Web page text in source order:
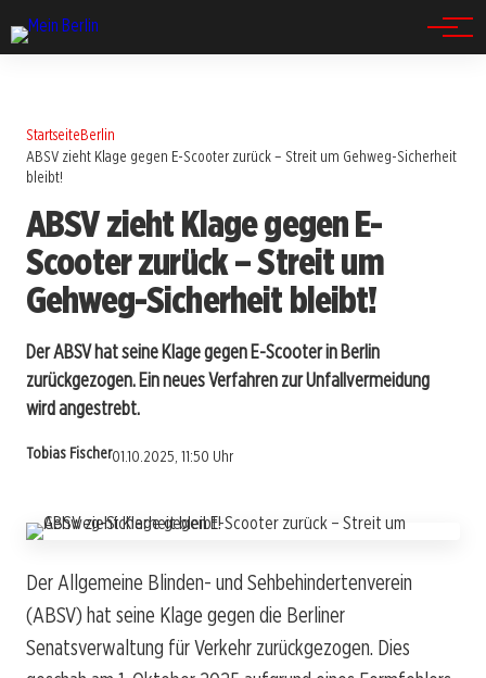
StartseiteBerlin
ABSV zieht Klage gegen E-Scooter zurück – Streit um Gehweg-Sicherheit
bleibt!
ABSV zieht Klage gegen E-
Scooter zurück – Streit um
Gehweg-Sicherheit bleibt!
Der ABSV hat seine Klage gegen E-Scooter in Berlin
zurückgezogen. Ein neues Verfahren zur Unfallvermeidung
wird angestrebt.
Tobias Fischer01.10.2025, 11:50 Uhr
Der Allgemeine Blinden- und Sehbehindertenverein
(ABSV) hat seine Klage gegen die Berliner
Senatsverwaltung für Verkehr zurückgezogen. Dies